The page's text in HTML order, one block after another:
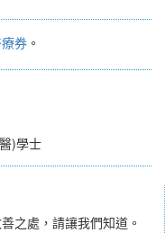
券 。
)學士
之處，請讓我們知道。